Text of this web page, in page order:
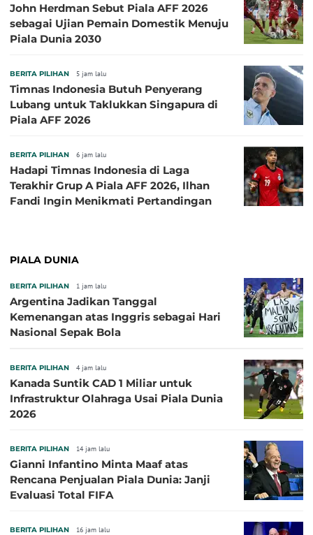
John Herdman Sebut Piala AFF 2026
sebagai Ujian Pemain Domestik Menuju
Piala Dunia 2030
BERITA PILIHAN 5 jam lalu
Timnas Indonesia Butuh Penyerang
Lubang untuk Taklukkan Singapura di
Piala AFF 2026
BERITA PILIHAN 6 jam lalu
Hadapi Timnas Indonesia di Laga
Terakhir Grup A Piala AFF 2026, Ilhan
Fandi Ingin Menikmati Pertandingan
PIALA DUNIA
BERITA PILIHAN 1 jam lalu
Argentina Jadikan Tanggal
Kemenangan atas Inggris sebagai Hari
Nasional Sepak Bola
BERITA PILIHAN 4 jam lalu
Kanada Suntik CAD 1 Miliar untuk
Infrastruktur Olahraga Usai Piala Dunia
2026
BERITA PILIHAN 14 jam lalu
Gianni Infantino Minta Maaf atas
Rencana Penjualan Piala Dunia: Janji
Evaluasi Total FIFA
BERITA PILIHAN 16 jam lalu